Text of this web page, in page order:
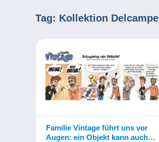
Tag: Kollektion Delcampe
Familie Vintage führt uns vor
Augen: ein Objekt kann auch